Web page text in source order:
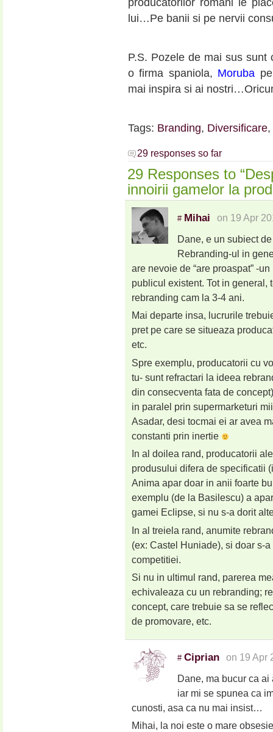
producatorilor romani le
lui…Pe banii si pe nervii
P.S. Pozele de mai sus sunt
o firma spaniola, Moruba
mai inspira si ai
Tags: Branding, Diversificare,
29 responses so far
29 Responses to
innoirii gamelor la
# Mihai on 19 Apr
Dane, e un subiect
Rebranding-ul in
are nevoie de “are proaspat” -
publicul existent. Tot in general,
rebranding cam la 3-4 ani.
Mai departe insa, lucrurile
pret pe care se situeaza
etc.
Spre exemplu, producatorii cu
tu- sunt refractari la ideea
din consecventa fata de
in paralel prin supermarketuri
Asadar, desi tocmai ei ar avea
constanti prin inertie
In al doilea rand, producatorii
produsului difera de specificatii
Anima apar doar in anii foarte
exemplu (de la Basilescu) a
gamei Eclipse, si nu s-a dorit
In al treiela rand, anumite
(ex: Castel Huniade), si doar s-
competitiei.
Si nu in ultimul rand, parerea
echivaleaza cu un rebranding;
concept, care trebuie sa se
de promovare, etc.
# Ciprian on 19 Apr
Dane, ma bucur ca
iar mi se spunea ca
cunosti, asa ca nu mai insist…
Mihai, la noi este o mare